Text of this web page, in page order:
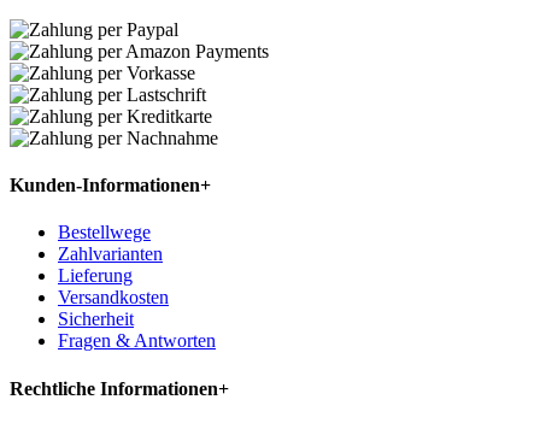
Kunden-Informationen+
Bestellwege
Zahlvarianten
Lieferung
Versandkosten
Sicherheit
Fragen & Antworten
Rechtliche Informationen+